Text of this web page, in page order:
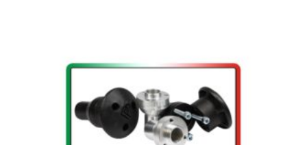
peuvent
choisies
sur
la